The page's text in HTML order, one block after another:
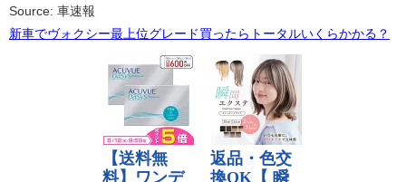
Source: 車速報
新車でヴォクシー最上位グレード買ったらトータルいくらかかる？